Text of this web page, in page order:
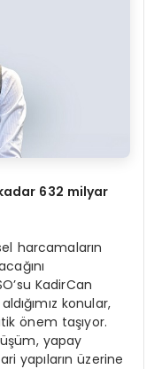
632 milyar
harcamaların
KadirCan
konular,
önem taşıyor.
yapay
yapıların üzerine